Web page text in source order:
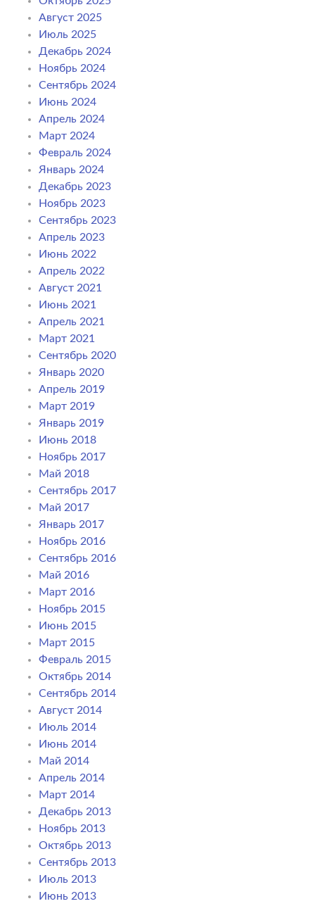
Август 2025
Июль 2025
Декабрь 2024
Ноябрь 2024
Сентябрь 2024
Июнь 2024
Апрель 2024
Март 2024
Февраль 2024
Январь 2024
Декабрь 2023
Ноябрь 2023
Сентябрь 2023
Апрель 2023
Июнь 2022
Апрель 2022
Август 2021
Июнь 2021
Апрель 2021
Март 2021
Сентябрь 2020
Январь 2020
Апрель 2019
Март 2019
Январь 2019
Июнь 2018
Ноябрь 2017
Май 2018
Сентябрь 2017
Май 2017
Январь 2017
Ноябрь 2016
Сентябрь 2016
Май 2016
Март 2016
Ноябрь 2015
Июнь 2015
Март 2015
Февраль 2015
Октябрь 2014
Сентябрь 2014
Август 2014
Июль 2014
Июнь 2014
Май 2014
Апрель 2014
Март 2014
Декабрь 2013
Ноябрь 2013
Октябрь 2013
Сентябрь 2013
Июль 2013
Июнь 2013